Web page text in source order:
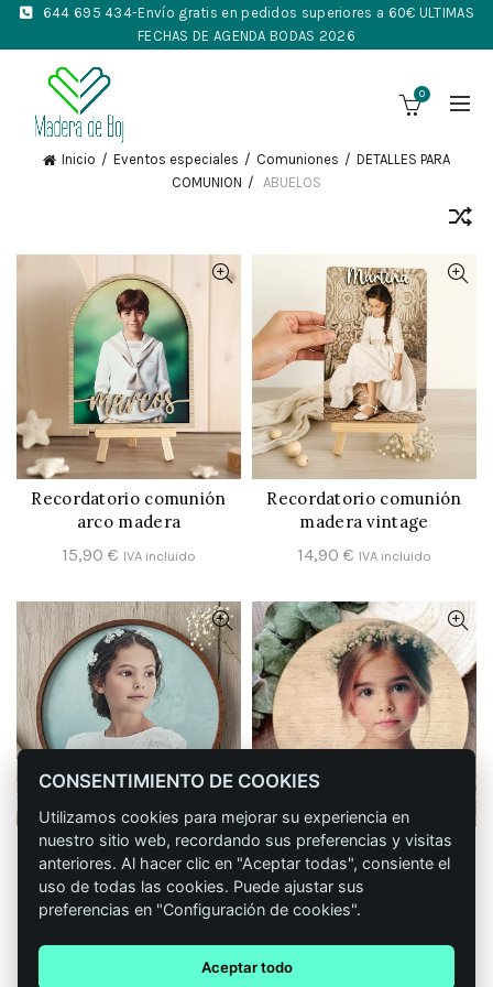
644 695 434-Envío gratis en pedidos superiores a 60€ ULTIMAS
FECHAS DE AGENDA BODAS 2026
0
Inicio Eventos especiales Comuniones
DETALLES PARA
COMUNION
ABUELOS
CONFIGURAR
Recordatorio comunión
arco madera
15,90 € IVA incluido
CONFIGURAR
Recordatorio comunión
madera vintage
14,90 € IVA incluido
CONFIGURAR
Cuadro personalizado de
madera comunión con
marco
CONFIGURAR
Cuadro de madera
comunión con foto
17,90€
CONSENTIMIENTO DE COOKIES
Utilizamos cookies para mejorar su experiencia en
nuestro sitio web, recordando sus preferencias y visitas
anteriores. Al hacer clic en "Aceptar todas", consiente el
uso de todas las cookies. Puede ajustar sus
preferencias en "Configuración de cookies".
Aceptar todo